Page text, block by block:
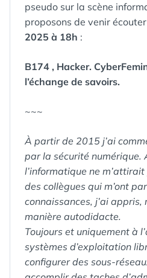
pseudo sur la scène
proposons de venir
2025 à 18h :
B174 , Hacker.
l’échange de savoirs.
~~~
À partir de 2015 j’ai
par la sécurité numérique.
l’informatique ne
des collègues qui m’ont
connaissances, j’ai
manière autodidacte.
Toujours et uniquement à
systèmes d’exploitation
configurer des sous-